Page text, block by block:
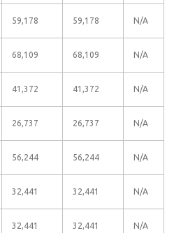
59,178 59,178 N/A
68,109 68,109 N/A
41,372 41,372 N/A
26,737 26,737 N/A
56,244 56,244 N/A
32,441 32,441 N/A
32,441 32,441 N/A